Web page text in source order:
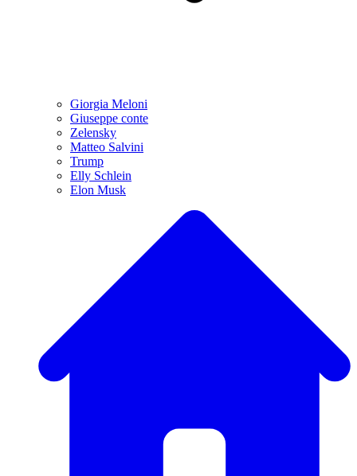
Giorgia Meloni
Giuseppe conte
Zelensky
Matteo Salvini
Trump
Elly Schlein
Elon Musk